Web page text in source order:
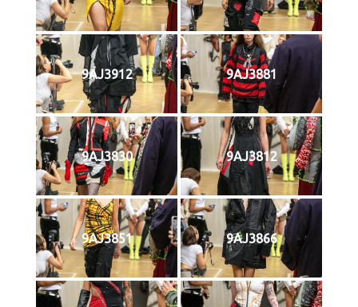
9AJ3912 9AJ3881
9AJ3830 9AJ3812
9AJ3851 9AJ3866